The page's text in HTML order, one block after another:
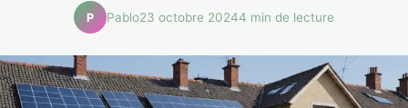
P Pablo23 octobre 20244 min de lecture